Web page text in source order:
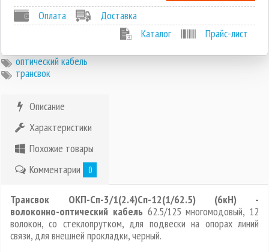
Оплата
Доставка
Каталог
Прайс-лист
оптический кабель
трансвок
Описание
Характеристики
Похожие товары
Комментарии
0
Трансвок ОКП-Сп-3/1(2.4)Сп-12(1/62.5) (6кН) -
волоконно-оптический кабель62.5/125 многомодовый, 12
волокон, со стеклопрутком, для подвески на опорах линий
связи, для внешней прокладки, черный.